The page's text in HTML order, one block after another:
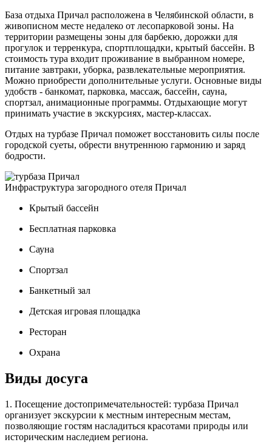
База отдыха Причал расположена в Челябинской области, в
живописном месте недалеко от лесопарковой зоны. На
территории размещены зоны для барбекю, дорожки для
прогулок и терренкура, спортплощадки, крытый бассейн. В
стоимость тура входит проживание в выбранном номере,
питание завтраки, уборка, развлекательные мероприятия.
Можно приобрести дополнительные услуги. Основные виды
удобств - банкомат, парковка, массаж, бассейн, сауна,
спортзал, анимационные программы. Отдыхающие могут
принимать участие в экскурсиях, мастер-классах.
Отдых на турбазе Причал поможет восстановить силы после
городской суеты, обрести внутреннюю гармонию и заряд
бодрости.
Инфраструктура загородного отеля Причал
Крытый бассейн
Бесплатная парковка
Сауна
Спортзал
Банкетный зал
Детская игровая площадка
Ресторан
Охрана
Виды досуга
1. Посещение достопримечательностей: турбаза Причал
организует экскурсии к местным интересным местам,
позволяющие гостям насладиться красотами природы или
историческим наследием региона.